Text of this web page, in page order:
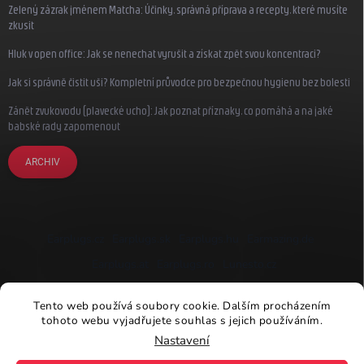
Tento web používá soubory cookie. Dalším procházením
tohoto webu vyjadřujete souhlas s jejich používáním.
Nastavení
Zelený zázrak jménem Matcha: Účinky, správná příprava a recepty, které musíte
zkusit
Hluk v open office: Jak se nenechat vyrušit a získat zpět svou koncentraci?
Jak si správně čistit uši? Kompletní průvodce pro bezpečnou hygienu bez bolesti
Zánět zvukovodu (plavecké ucho): Jak poznat příznaky, co pomáhá a na jaké
babské rady zapomenout
ARCHIV